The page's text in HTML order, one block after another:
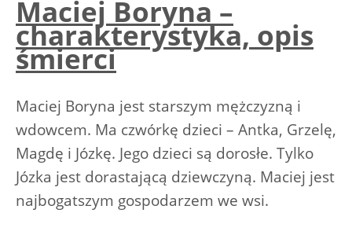
Maciej Boryna –
charakterystyka, opis
śmierci
Maciej Boryna jest starszym mężczyzną i
wdowcem. Ma czwórkę dzieci – Antka, Grzelę,
Magdę i Józkę. Jego dzieci są dorosłe. Tylko
Józka jest dorastającą dziewczyną. Maciej jest
najbogatszym gospodarzem we wsi.